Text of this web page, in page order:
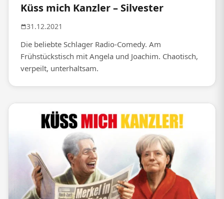
Küss mich Kanzler – Silvester
31.12.2021
Die beliebte Schlager Radio-Comedy. Am
Frühstückstisch mit Angela und Joachim. Chaotisch,
verpeilt, unterhaltsam.